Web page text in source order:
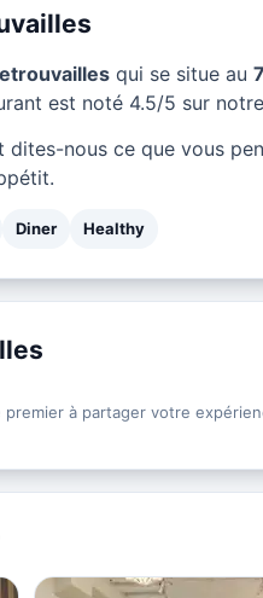
à
qui se situe au
est noté 4.5/5 sur
dites-nous ce que vous
Diner Healthy
à partager votre